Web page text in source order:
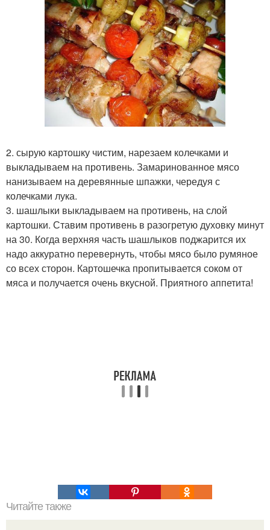
2. сырую картошку чистим, нарезаем колечками и
выкладываем на противень. Замаринованное мясо
нанизываем на деревянные шпажки, чередуя с
колечками лука.
3. шашлыки выкладываем на противень, на слой
картошки. Ставим противень в разогретую духовку минут
на 30. Когда верхняя часть шашлыков поджарится их
надо аккуратно перевернуть, чтобы мясо было румяное
со всех сторон. Картошечка пропитывается соком от
мяса и получается очень вкусной. Приятного аппетита!
Читайте также